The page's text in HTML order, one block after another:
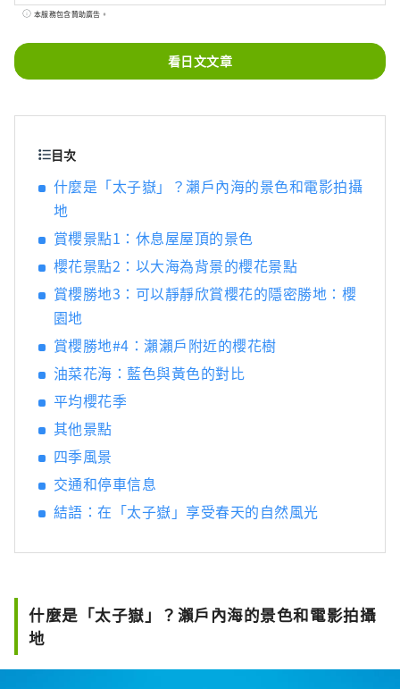
“水果岡山”，在瀨戶內溫暖的氣候下，陽光
最高品質的。 您可以品嚐白桃、麝香葡萄、先
鋒葡萄等當季水果！ 岡山還擁有世界級的旅遊
後樂園以及擁有歷史、文化和藝術的倉敷美觀
本服務包含贊助廣告。
看日文文章
目次
什麼是「太子嶽」？瀨戶內海的景色和電影拍攝
地
賞櫻景點1：休息屋屋頂的景色
櫻花景點2：以大海為背景的櫻花景點
賞櫻勝地3：可以靜靜欣賞櫻花的隱密勝地：櫻
園地
賞櫻勝地#4：瀨瀨戶附近的櫻花樹
油菜花海：藍色與黃色的對比
平均櫻花季
其他景點
四季風景
交通和停車信息
結語：在「太子嶽」享受春天的自然風光
什麼是「太子嶽」？瀨戶內海的景色和電影拍攝
地